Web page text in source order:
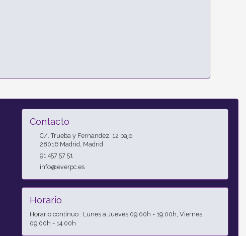
Contacto
C/. Trueba y Fernandez, 12 bajo
28016 Madrid, Madrid
91 457 57 51
info@everpc.es
Horario
Horario continuo : Lunes a Jueves 09:00h - 19:00h, Viernes
09:00h - 14:00h